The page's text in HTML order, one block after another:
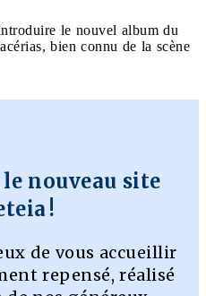
le nouvel album du
bien connu de la scène
nouveau site
!
de vous accueillir
repensé, réalisé